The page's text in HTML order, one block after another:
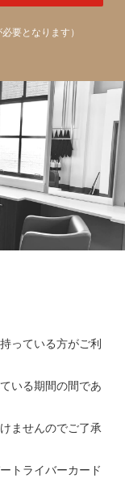
要となります）
っている方がご利
いる期間の間であ
ませんのでご了承
トライバーカード